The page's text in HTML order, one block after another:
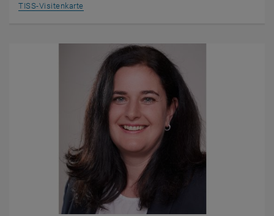
TISS-Visitenkarte, öffnet eine externe URL in einem neuen Fenster